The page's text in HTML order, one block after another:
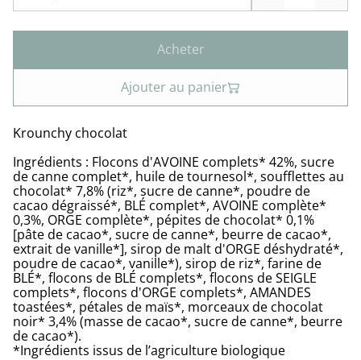
Acheter
Ajouter au panier
Krounchy chocolat
Ingrédients : Flocons d'AVOINE complets* 42%, sucre
de canne complet*, huile de tournesol*, soufflettes au
chocolat* 7,8% (riz*, sucre de canne*, poudre de
cacao dégraissé*, BLÉ complet*, AVOINE complète*
0,3%, ORGE complète*, pépites de chocolat* 0,1%
[pâte de cacao*, sucre de canne*, beurre de cacao*,
extrait de vanille*], sirop de malt d'ORGE déshydraté*,
poudre de cacao*, vanille*), sirop de riz*, farine de
BLÉ*, flocons de BLÉ complets*, flocons de SEIGLE
complets*, flocons d'ORGE complets*, AMANDES
toastées*, pétales de maïs*, morceaux de chocolat
noir* 3,4% (masse de cacao*, sucre de canne*, beurre
de cacao*).
*Ingrédients issus de l’agriculture biologique